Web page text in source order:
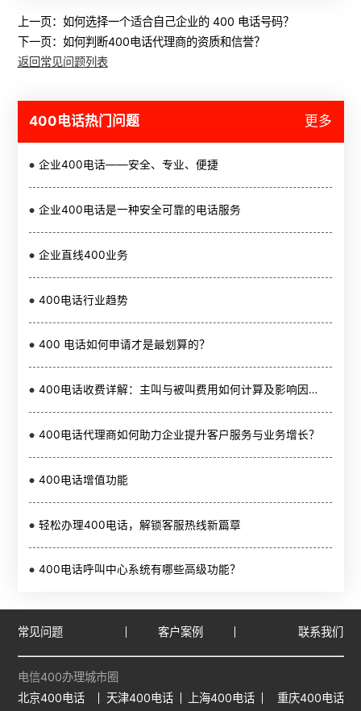
上一页： 如何选择一个适合自己企业的 400 电话号码？
下一页： 如何判断400电话代理商的资质和信誉？
返回常见问题列表
400电话热门问题 更多
企业400电话——安全、专业、便捷
企业400电话是一种安全可靠的电话服务
企业直线400业务
400电话行业趋势
400 电话如何申请才是最划算的？
400电话收费详解：主叫与被叫费用如何计算及影响因素分析
400电话代理商如何助力企业提升客户服务与业务增长？
400电话增值功能
轻松办理400电话，解锁客服热线新篇章
400电话呼叫中心系统有哪些高级功能？
常见问题 客户案例 联系我们
电信400办理城市圈
北京400电话
天津400电话 上海400电话 重庆400电话